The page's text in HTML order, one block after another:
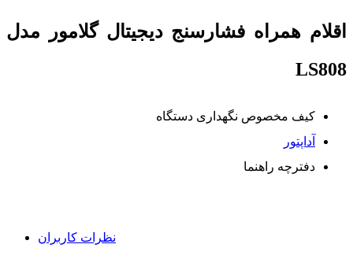
اقلام همراه فشارسنج دیجیتال گلامور مدل
LS808
کیف مخصوص نگهداری دستگاه
آداپتور
دفترچه راهنما
نظرات کاربران